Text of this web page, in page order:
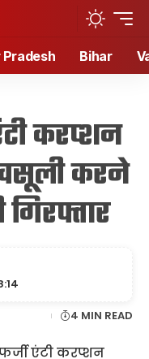
Bihar
करप्शन
करने
4 MIN READ